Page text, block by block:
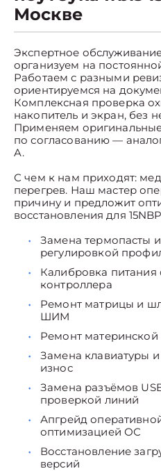
Москве
Экспертное
организуем на
Работаем с разными
ориентируемся на
Комплексная проверка
накопитель и экран, без
Применяем
по согласованию —
A.
С чем к нам приходят:
перегрев. Наш мастер
причину и предложит
восстановления для
Замена термопасты
регулировкой
Калибровка питания
контроллера
Ремонт матрицы и
ШИМ
Ремонт материнской
Замена клавиатуры и
износ
Замена разъёмов
проверкой линий
Апгрейд
оптимизацией ОС
Восстановление
версий